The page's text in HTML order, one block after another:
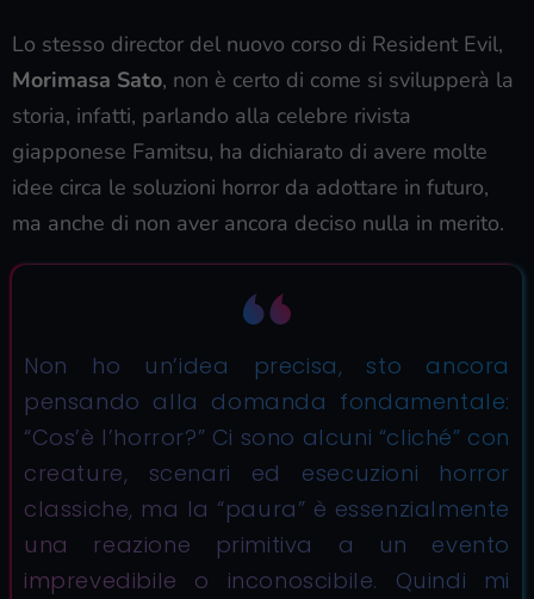
Lo stesso director del nuovo corso di Resident Evil,
Morimasa Sato, non è certo di come si svilupperà la
storia, infatti, parlando alla celebre rivista
giapponese Famitsu, ha dichiarato di avere molte
idee circa le soluzioni horror da adottare in futuro,
ma anche di non aver ancora deciso nulla in merito.
Non ho un’idea precisa, sto ancora
pensando alla domanda fondamentale:
“Cos’è l’horror?” Ci sono alcuni “cliché” con
creature, scenari ed esecuzioni horror
classiche, ma la “paura” è essenzialmente
una reazione primitiva a un evento
imprevedibile o inconoscibile. Quindi mi